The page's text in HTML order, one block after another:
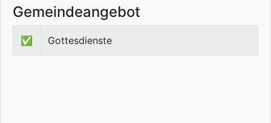
Gemeindeangebot
✅ Gottesdienste